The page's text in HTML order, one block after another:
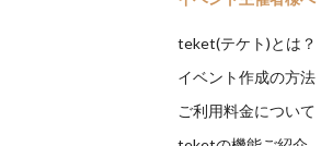
teket(テケト)とは？
イベント作成の方法
ご利用料金について